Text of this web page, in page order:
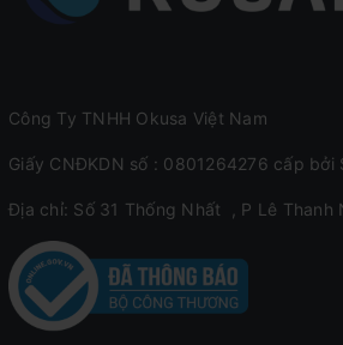
Công Ty TNHH Okusa Việt Nam
Giấy CNĐKDN số : 0801264276 cấp bởi
Địa chỉ: Số 31 Thống Nhất , P Lê Thanh